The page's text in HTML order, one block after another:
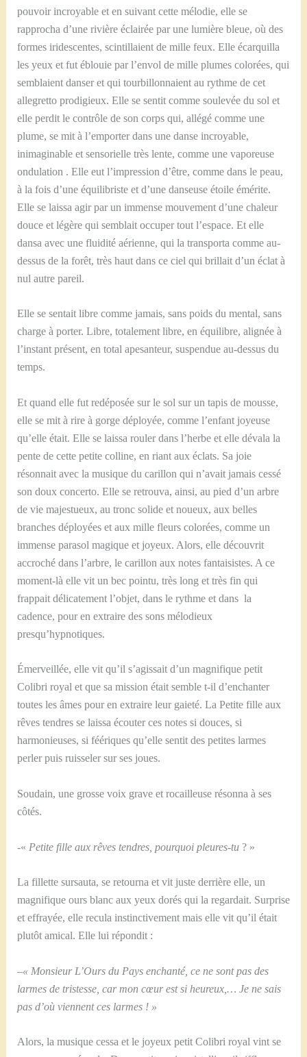
pouvoir incroyable et en suivant cette mélodie, elle se
rapprocha d’une rivière éclairée par une lumière bleue, où des
formes iridescentes, scintillaient de mille feux. Elle écarquilla
les yeux et fut éblouie par l’envol de mille plumes colorées, qui
semblaient danser et qui tourbillonnaient au rythme de cet
allegretto prodigieux. Elle se sentit comme soulevée du sol et
elle perdit le contrôle de son corps qui, allégé comme une
plume, se mit à l’emporter dans une danse incroyable,
inimaginable et sensorielle très lente, comme une vaporeuse
ondulation . Elle eut l’impression d’être, comme dans le peau,
à la fois d’une équilibriste et d’une danseuse étoile émérite.
Elle se laissa agir par un immense mouvement d’une chaleur
douce et légère qui semblait occuper tout l’espace. Et elle
dansa avec une fluidité aérienne, qui la transporta comme au-
dessus de la forêt, très haut dans ce ciel qui brillait d’un éclat à
nul autre pareil.
Elle se sentait libre comme jamais, sans poids du mental, sans
charge à porter. Libre, totalement libre, en équilibre, alignée à
l’instant présent, en total apesanteur, suspendue au-dessus du
temps.
Et quand elle fut redéposée sur le sol sur un tapis de mousse,
elle se mit à rire à gorge déployée, comme l’enfant joyeuse
qu’elle était. Elle se laissa rouler dans l’herbe et elle dévala la
pente de cette petite colline, en riant aux éclats. Sa joie
résonnait avec la musique du carillon qui n’avait jamais cessé
son doux concerto. Elle se retrouva, ainsi, au pied d’un arbre
de vie majestueux, au tronc solide et noueux, aux belles
branches déployées et aux mille fleurs colorées, comme un
immense parasol magique et joyeux. Alors, elle découvrit
accroché dans l’arbre, le carillon aux notes fantaisistes. A ce
moment-là elle vit un bec pointu, très long et très fin qui
frappait délicatement l’objet, dans le rythme et dans la
cadence, pour en extraire des sons mélodieux
presqu’hypnotiques.
Émerveillée, elle vit qu’il s’agissait d’un magnifique petit
Colibri royal et que sa mission était semble t-il d’enchanter
toutes les âmes pour en extraire leur gaieté. La Petite fille aux
rêves tendres se laissa écouter ces notes si douces, si
harmonieuses, si féériques qu’elle sentit des petites larmes
perler puis ruisseler sur ses joues.
Soudain, une grosse voix grave et rocailleuse résonna à ses
côtés.
-« Petite fille aux rêves tendres, pourquoi pleures-tu? »
La fillette sursauta, se retourna et vit juste derrière elle, un
magnifique ours blanc aux yeux dorés qui la regardait. Surprise
et effrayée, elle recula instinctivement mais elle vit qu’il était
plutôt amical. Elle lui répondit :
–« Monsieur L’Ours du Pays enchanté, ce ne sont pas des
larmes de tristesse, car mon cœur est si heureux,… Je ne sais
pas d’où viennent ces larmes ! »
Alors, la musique cessa et le joyeux petit Colibri royal vint se